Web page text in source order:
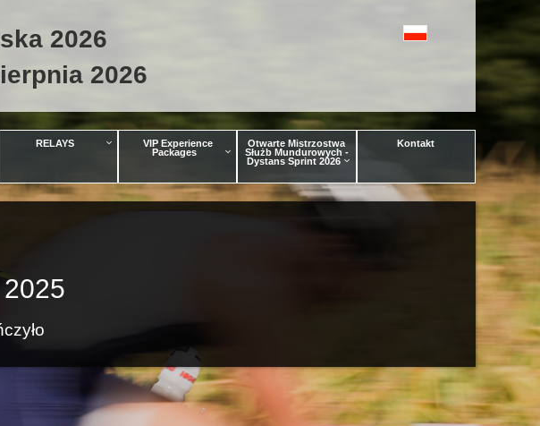
2026
2026
RELAYS
VIP Experience
Packages
Otwarte Mistrzostwa
Służb Mundurowych -
Dystans Sprint 2026
Kontakt